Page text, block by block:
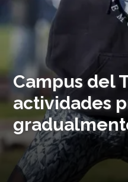
Campus del
actividades